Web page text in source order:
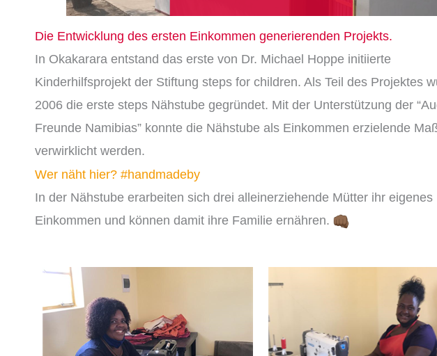
Die Entwicklung des ersten Einkommen generierenden Projekts.
In Okakarara entstand das erste von Dr. Michael Hoppe initiierte
Kinderhilfsprojekt der Stiftung steps for children. Als Teil des Projektes
2006 die erste steps Nähstube gegründet. Mit der Unterstützung der “
Freunde Namibias” konnte die Nähstube als Einkommen erzielende
verwirklicht werden.
Wer näht hier? #handmadeby
In der Nähstube erarbeiten sich drei alleinerziehende Mütter ihr eigenes
Einkommen und können damit ihre Familie ernähren.